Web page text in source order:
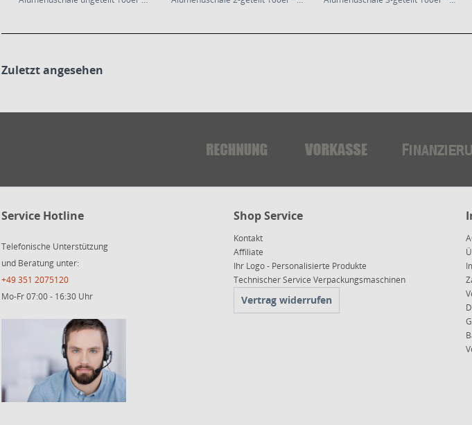
Zuletzt angesehen
Service Hotline
Telefonische Unterstützung
und Beratung unter:
+49 351 2075120
Mo-Fr 07:00 - 16:30 Uhr
Shop Service
Kontakt
Affiliate
Ihr Logo - Personalisierte Produkte
Technischer Service Verpackungsmaschinen
Vertrag widerrufen